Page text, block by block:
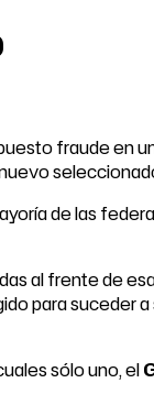
fraude en
de las
al frente de
para suceder
sólo uno, el